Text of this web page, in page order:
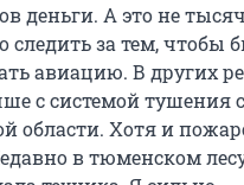
деньги. А это не
за тем, чтобы
авиацию. В других
с системой тушения
области. Хотя и
в тюменском